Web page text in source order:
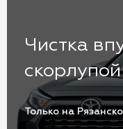
Чистка
скорлупой
Только на